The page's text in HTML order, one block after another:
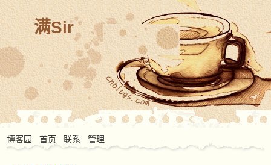
满Sir
博客园 首页 联系 管理